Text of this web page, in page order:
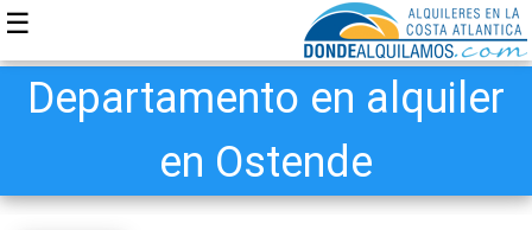
☰
Departamento en alquiler
en Ostende